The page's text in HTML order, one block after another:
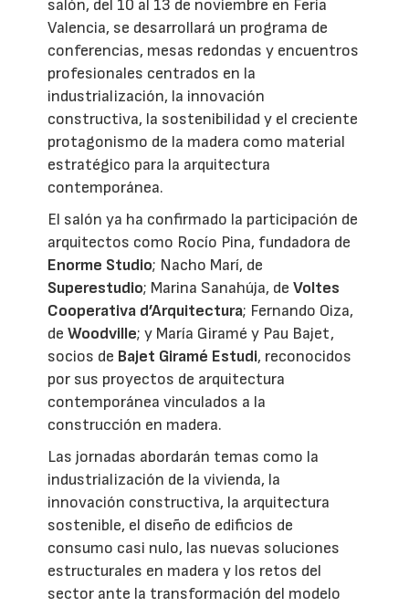
salón, del 10 al 13 de noviembre en Feria
Valencia, se desarrollará un programa de
conferencias, mesas redondas y encuentros
profesionales centrados en la
industrialización, la innovación
constructiva, la sostenibilidad y el creciente
protagonismo de la madera como material
estratégico para la arquitectura
contemporánea.
El salón ya ha confirmado la participación de
arquitectos como Rocío Pina, fundadora de
Enorme Studio; Nacho Marí, de
Superestudio; Marina Sanahúja, deVoltes
Cooperativa d’Arquitectura; Fernando Oiza,
deWoodville; y María Giramé y Pau Bajet,
socios de Bajet Giramé Estudi, reconocidos
por sus proyectos de arquitectura
contemporánea vinculados a la
construcción en madera.
Las jornadas abordarán temas como la
industrialización de la vivienda, la
innovación constructiva, la arquitectura
sostenible, el diseño de edificios de
consumo casi nulo, las nuevas soluciones
estructurales en madera y los retos del
sector ante la transformación del modelo